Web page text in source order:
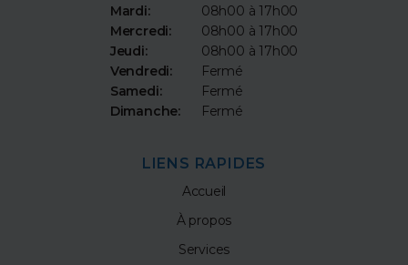
Mardi:
08h00 à 17h00
Mercredi:
08h00 à 17h00
Jeudi:
08h00 à 17h00
Vendredi:
Fermé
Samedi:
Fermé
Dimanche:
Fermé
LIENS RAPIDES
Accueil
À propos
Services